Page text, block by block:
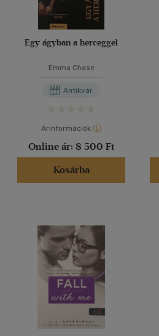
Angol - magyar - orosz
több nyelv megjelenítése
(1920)
(164)
Egy ágyban a herceggel
Emma Chase
Antikvár
Árinformációk
Online ár: 8 500 Ft
Kosárba